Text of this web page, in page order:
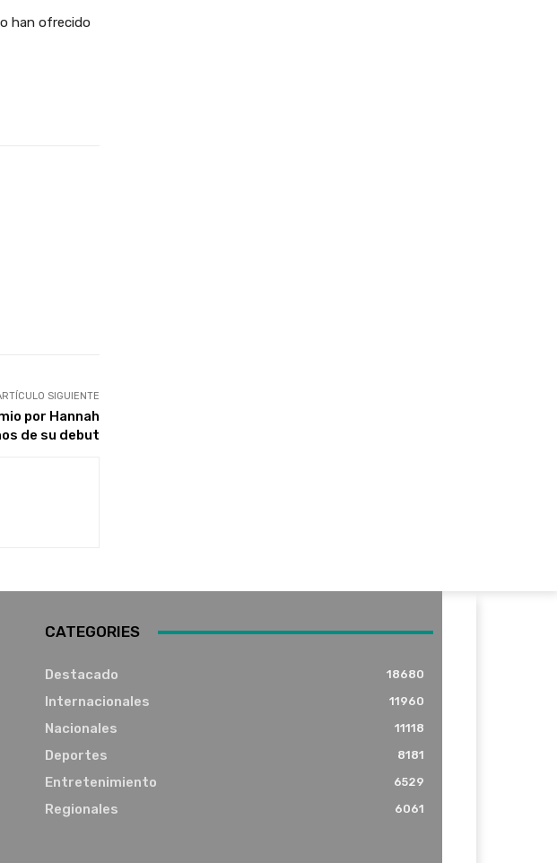
han ofrecido
SIGUIENTE
por Hannah
de su debut
CATEGORIES
Destacado 18680
Internacionales 11960
Nacionales 11118
Deportes 8181
Entretenimiento 6529
Regionales 6061